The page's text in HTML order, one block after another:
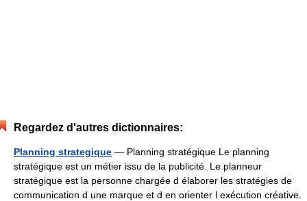
Regardez d'autres dictionnaires:
Planning strategique — Planning stratégique Le planning
stratégique est un métier issu de la publicité. Le planneur
stratégique est la personne chargée d élaborer les stratégies de
communication d une marque et d en orienter l exécution créative.